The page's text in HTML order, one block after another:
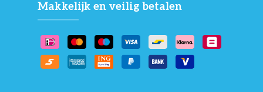
Makkelijk en veilig betalen